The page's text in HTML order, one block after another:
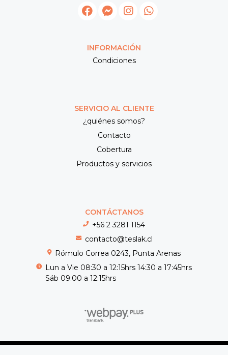
INFORMACIÓN
Condiciones
SERVICIO AL CLIENTE
¿quiénes somos?
Contacto
Cobertura
Productos y servicios
CONTÁCTANOS
+56 2 3281 1154
contacto@teslak.cl
Rómulo Correa 0243, Punta Arenas
Lun a Vie 08:30 a 12:15hrs 14:30 a 17:45hrs
Sáb 09:00 a 12:15hrs